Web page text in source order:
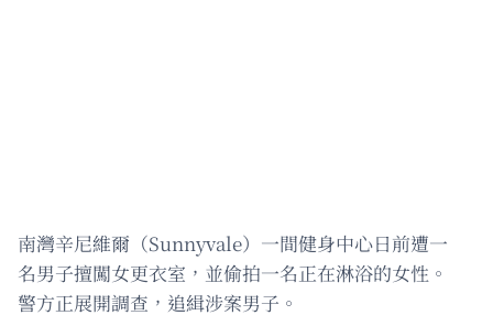
南灣辛尼維爾（Sunnyvale）一間健身中心日前遭一
名男子擅闖女更衣室，並偷拍一名正在淋浴的女性。
警方正展開調查，追緝涉案男子。